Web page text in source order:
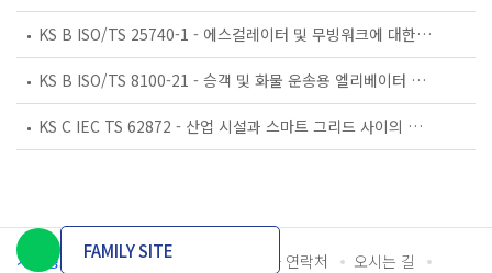
KS B ISO/TS 25740-1 - 에스컬레이터 및 무빙워크에 대한 안전요건 — 제1부: 세계공통 필수 안전요건(GESRs)
KS B ISO/TS 8100-21 - 승객 및 화물 운송용 엘리베이터 —제21부: 세계공통 필수안전요건(GESRs)을 충족하는 세계공통 안전 파라미터(GSPs)
KS C IEC TS 62872 - 산업 시설과 스마트 그리드 사이의 산업 공정 측정, 제어 및 자동화 시스템 인터페이스
개인정보처리방침 이용약관 담당자 연락처
오시는 길
FAMILY SITE